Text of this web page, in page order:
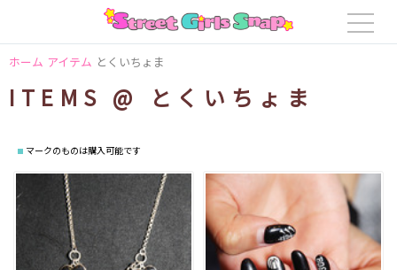
ホーム アイテム とくいちょま
ITEMS @ とくいちょま
マークのものは購入可能です